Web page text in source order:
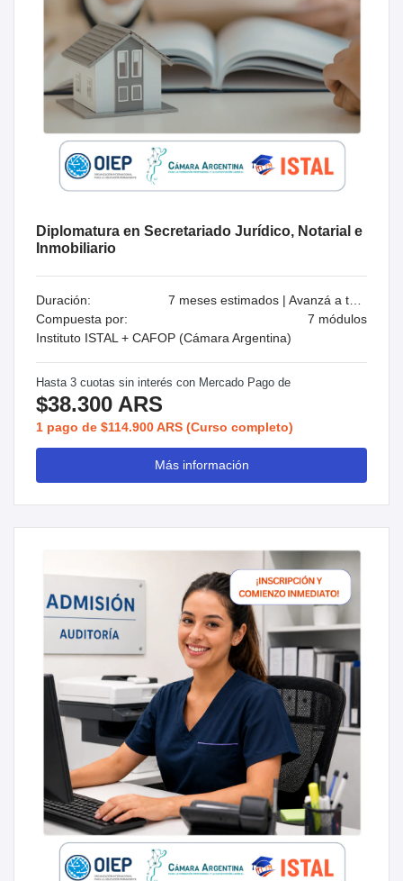
Diplomatura en Secretariado Jurídico, Notarial e
Inmobiliario
Duración:
Compuesta por:
7 módulos
Instituto ISTAL + CAFOP (Cámara Argentina)
Hasta 3 cuotas sin interés con Mercado Pago de
$38.300 ARS
1 pago de $114.900 ARS (Curso completo)
Más información